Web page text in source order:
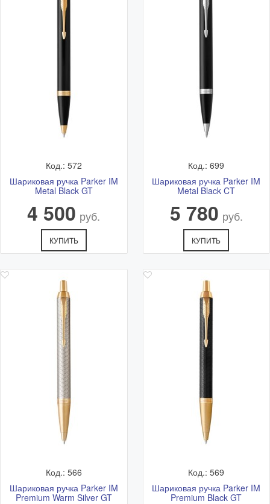
* более точное время и стоимость согласовывается с
менеджером после оформления заказа
Адрес: Ветошный переулок 9, ТЦ "Никольский Пассаж",
Подробная схема расположения и актуальный график
работы смотрите в разделе
Адреса магазинов
Код.: 572
Шариковая ручка Parker IM
Metal Black GT
4 500 руб.
КУПИТЬ
Код.: 699
Шариковая ручка Parker IM
Metal Black CT
5 780 руб.
КУПИТЬ
Код.: 566
Шариковая ручка Parker IM
Premium Warm Silver GT
Код.: 569
Шариковая ручка Parker IM
Premium Black GT